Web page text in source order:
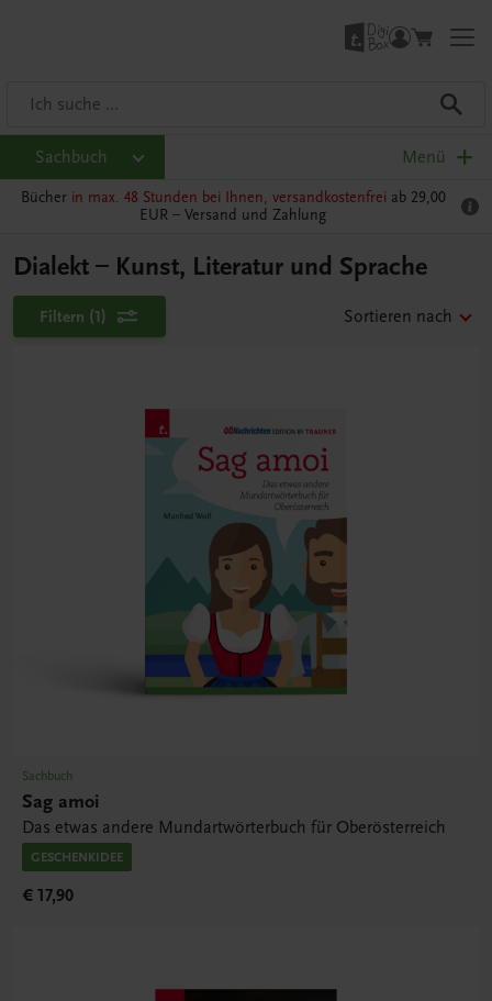
Sachbuch Menü
Bücher in max. 48 Stunden bei Ihnen, versandkostenfrei ab 29,00
EUR – Versand und Zahlung
Dialekt – Kunst, Literatur und Sprache
Filtern (1) Sortieren nach
Sachbuch
Sag amoi
Das etwas andere Mundartwörterbuch für Oberösterreich
GESCHENKIDEE
€ 17,90